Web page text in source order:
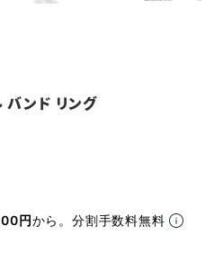
バンド リング
円から。分割手数料無料